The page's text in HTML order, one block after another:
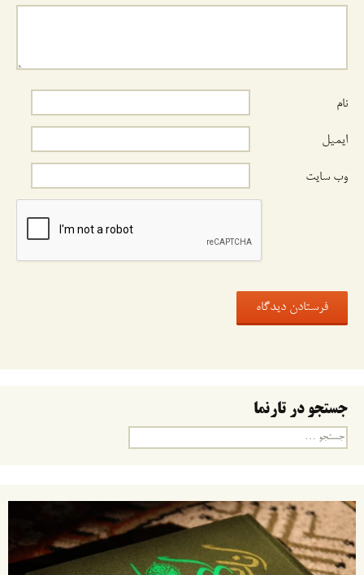
نام
ایمیل
وب‌ سایت
جستجو در تارنما
جستجو